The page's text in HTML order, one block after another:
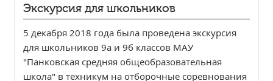
Сбербанк Онлайн - оплачивайте
образовательные услуги
Экскурсия для школьников
5 декабря 2018 года была проведена экскурсия
для школьников 9а и 9б классов МАУ
"Панковская средняя общеобразовательная
школа" в техникум на отборочные соревнования